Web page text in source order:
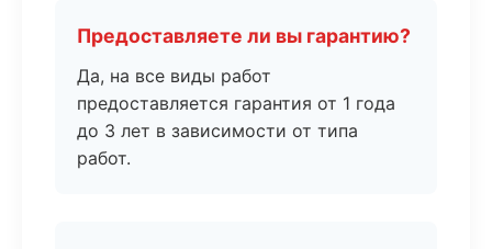
Предоставляете ли вы гарантию?
Да, на все виды работ
предоставляется гарантия от 1 года
до 3 лет в зависимости от типа
работ.